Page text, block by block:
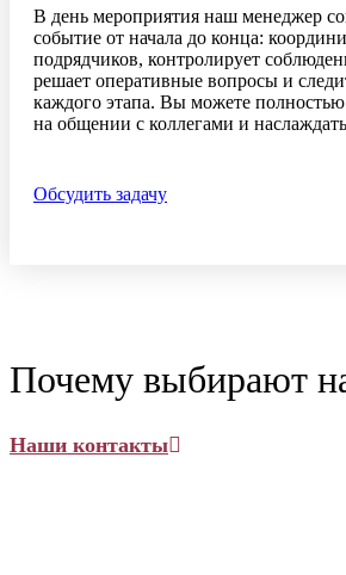
В день мероприятия наш менеджер
событие от начала до конца:
подрядчиков, контролирует
решает оперативные вопросы и
каждого этапа. Вы можете полностью
на общении с коллегами и
Обсудить задачу
Почему выбирают
Наши контакты